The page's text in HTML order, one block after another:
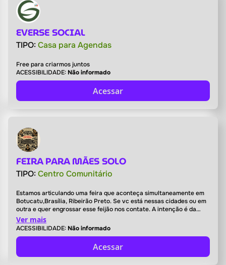
EVERSE SOCIAL
TIPO:Casa para Agendas
Free para criarmos juntos
ACESSIBILIDADE: Não informado
Acessar
FEIRA PARA MÃES SOLO
TIPO:Centro Comunitário
Estamos articulando uma feira que aconteça simultaneamente em
Botucatu,Brasília, Ribeirão Preto. Se vc está nessas cidades ou em
outra e quer engrossar esse feijão nos contate. A intenção é da
realização em Maio.
Ver mais
ACESSIBILIDADE: Não informado
Acessar